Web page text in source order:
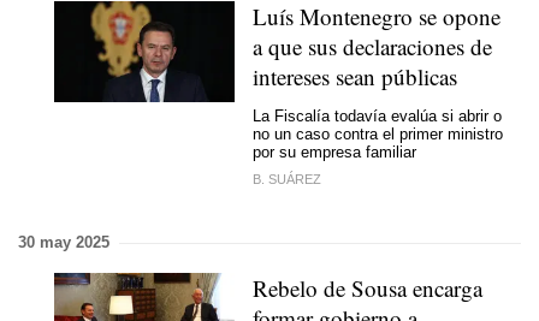
Luís Montenegro se opone
a que sus declaraciones de
intereses sean públicas
La Fiscalía todavía evalúa si abrir o
no un caso contra el primer ministro
por su empresa familiar
B. SUÁREZ
30 may 2025
Rebelo de Sousa encarga